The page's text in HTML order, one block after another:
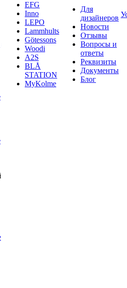
EFG
Inno
LEPO
Lammhults
Götessons
Woodi
A2S
BLÅ
STATION
MyKolme
Для
дизайнеров
Новости
Отзывы
Вопросы и
ответы
Реквизиты
Документы
Блог